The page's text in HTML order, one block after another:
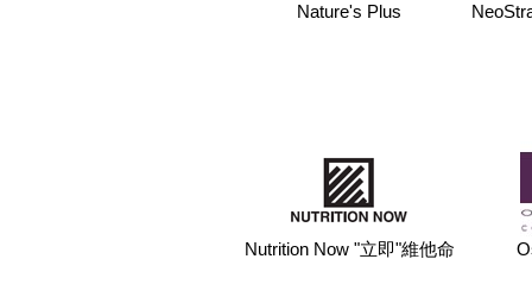
Nature's Plus
Nutrition Now "立即"維他命